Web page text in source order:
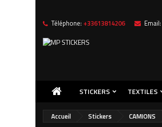
Téléphone: +33613814206 Email:
STICKERS TEXTILES
Accueil Stickers CAMIONS